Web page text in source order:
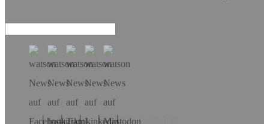
Hol dir die App!